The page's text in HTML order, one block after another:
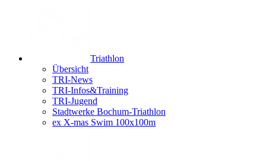
Triathlon
Übersicht
TRI-News
TRI-Infos&Training
TRI-Jugend
Stadtwerke Bochum-Triathlon
ex X-mas Swim 100x100m